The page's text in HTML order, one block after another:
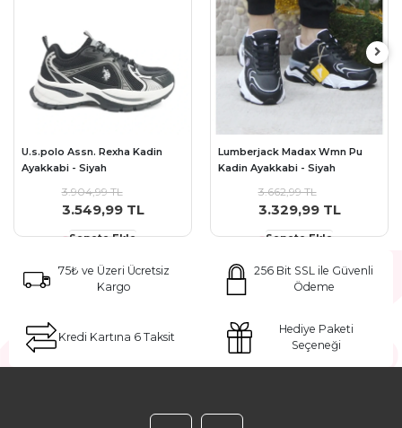
U.s.polo Assn. Rexha Kadin
Ayakkabi - Siyah
3.904,99 TL
3.549,99 TL
Sepete Ekle
Lumberjack Madax Wmn Pu
Kadin Ayakkabi - Siyah
3.662,99 TL
3.329,99 TL
Sepete Ekle
75₺ ve Üzeri Ücretsiz
Kargo
256 Bit SSL ile Güvenli
Ödeme
Kredi Kartına 6 Taksit
Hediye Paketi
Seçeneği